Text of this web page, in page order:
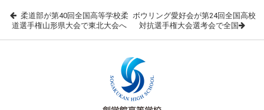
柔道部が第40回全国高等学校柔
道選手権山形県大会で東北大会へ
ボウリング愛好会が第24回全国高校
対抗選手権大会選考会で全国